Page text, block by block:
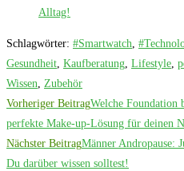
Alltag!
Schlagwörter: #Smartwatch,
Gesundheit, Kaufberatung, Lifestyle,
Wissen, Zubehör
Weitere
Artikel
ansehen
Vorheriger BeitragWelche Foundation
perfekte Make-up-Lösung für deinen
Nächster BeitragMänner Andropause:
Du darüber wissen solltest!